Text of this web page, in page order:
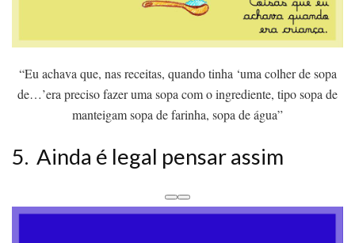
“Eu achava que, nas receitas, quando tinha ‘uma colher de sopa
de…’era preciso fazer uma sopa com o ingrediente, tipo sopa de
manteigam sopa de farinha, sopa de água”
5. Ainda é legal pensar assim